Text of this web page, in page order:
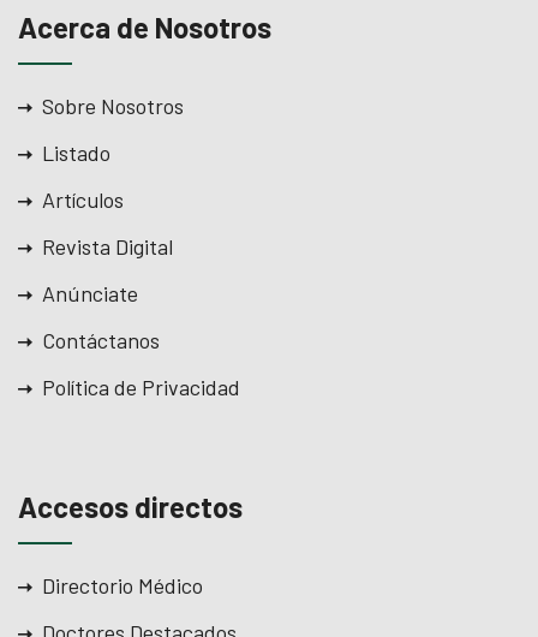
Acerca de Nosotros
Sobre Nosotros
Listado
Artículos
Revista Digital
Anúnciate
Contáctanos
Política de Privacidad
Accesos directos
Directorio Médico